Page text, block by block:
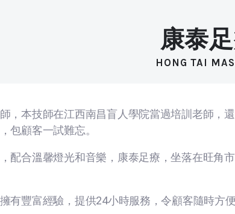
康泰
HONG TAI
，本技師在江西南昌盲人學院當過培訓老師，
包顧客一試難忘。
配合溫馨燈光和音樂，康泰足療，坐落在旺角
有豐富經驗，提供24小時服務，令顧客隨時方